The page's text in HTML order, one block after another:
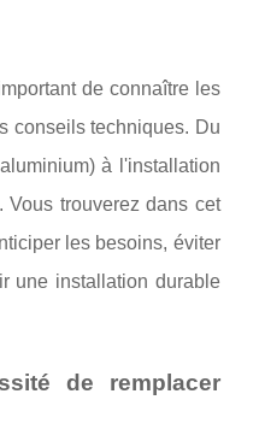
de connaître les
conseils techniques. Du
à l'installation
Vous trouverez dans cet
les besoins, éviter
une installation durable
de remplacer